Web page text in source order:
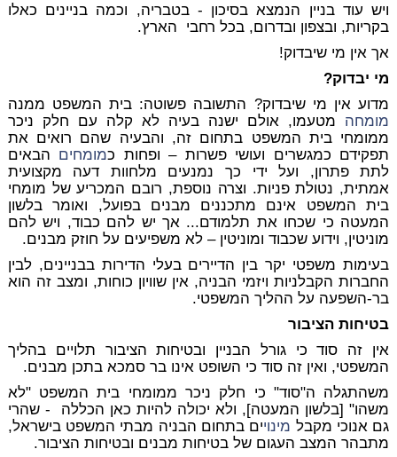
ויש עוד בניין הנמצא בסיכון - בטבריה, וכמה בניינים כאלו
בקריות, ובצפון ובדרום, בכל רחבי הארץ.
אך אין מי שיבדוק!
מי יבדוק?
מדוע אין מי שיבדוק? התשובה פשוטה: בית המשפט ממנה
מומחה מטעמו, אולם ישנה בעיה לא קלה עם חלק ניכר
ממומחי בית המשפט בתחום זה, והבעיה שהם רואים את
תפקידם כמגשרים ועושי פשרות – ופחות כמומחים הבאים
לתת פתרון, ועל ידי כך נמנעים מלחוות דעה מקצועית
אמתית, נטולת פניות. וצרה נוספת, רובם המכריע של מומחי
בית המשפט אינם מתכננים מבנים בפועל, ואומר בלשון
המעטה כי שכחו את תלמודם... אך יש להם כבוד, ויש להם
מוניטין, וידוע שכבוד ומוניטין – לא משפיעים על חוזק מבנים.
בעימות משפטי יקר בין הדיירים בעלי הדירות בבניינים, לבין
החברות הקבלניות ויזמי הבניה, אין שוויון כוחות, ומצב זה הוא
בר-השפעה על ההליך המשפטי.
בטיחות הציבור
אין זה סוד כי גורל הבניין ובטיחות הציבור תלויים בהליך
המשפטי, ואין זה סוד כי השופט אינו בר סמכא בתכן מבנים.
משהתגלה ה"סוד" כי חלק ניכר ממומחי בית המשפט "לא
משהו" [בלשון המעטה], ולא יכולה להיות כאן הכללה - שהרי
גם אנוכי מקבל מינויים בתחום הבניה מבתי המשפט בישראל,
מתבהר המצב העגום של בטיחות מבנים ובטיחות הציבור.